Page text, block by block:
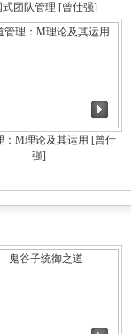
式团队管理 [曾仕强]
：M理论及其运用 [曾仕
强]